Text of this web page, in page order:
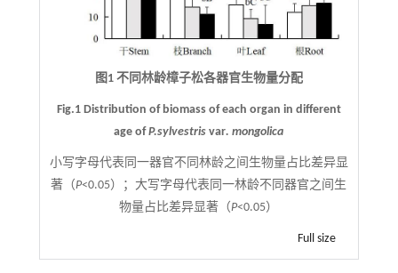
图1 不同林龄樟子松各器官生物量分配
Fig.1 Distribution of biomass of each organ in different
age ofP.sylvestris var. mongolica
小写字母代表同一器官不同林龄之间生物量占比差异显
著（P<0.05）；大写字母代表同一林龄不同器官之间生
物量占比差异显著（P<0.05）
Full size